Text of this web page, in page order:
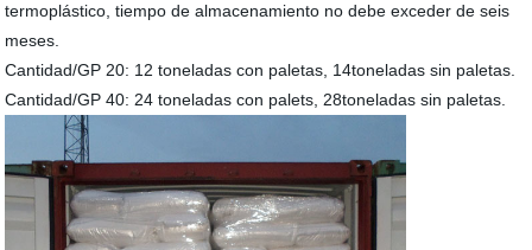
termoplástico, tiempo de almacenamiento no debe exceder de seis
meses.
Cantidad/GP 20: 12 toneladas con paletas, 14toneladas sin paletas.
Cantidad/GP 40: 24 toneladas con palets, 28toneladas sin paletas.